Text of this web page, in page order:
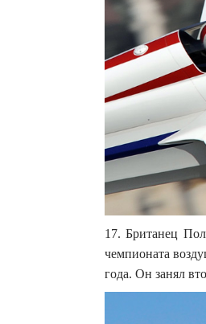
17. Британец
чемпионата
года. Он занял